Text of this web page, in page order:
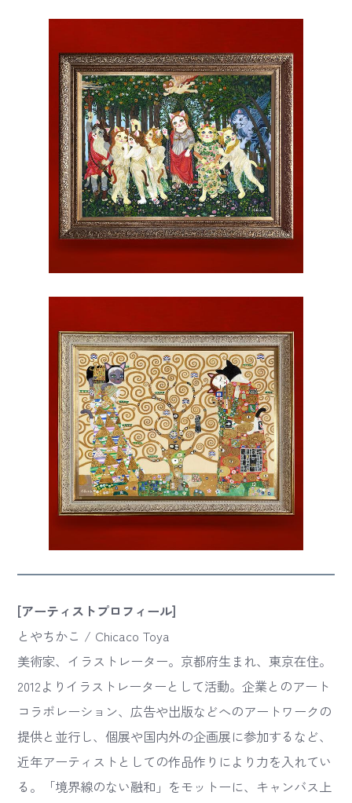
[アーティストプロフィール]
とやちかこ / Chicaco Toya
美術家、イラストレーター。京都府生まれ、東京在住。
2012よりイラストレーターとして活動。企業とのアート
コラボレーション、広告や出版などへのアートワークの
提供と並行し、個展や国内外の企画展に参加するなど、
近年アーティストとしての作品作りにより力を入れてい
る。「境界線のない融和」をモットーに、キャンバス上